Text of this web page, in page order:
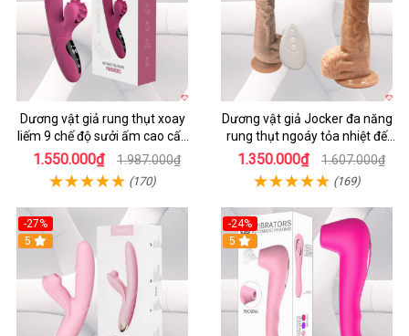
Dương vật giả rung thụt xoay
liếm 9 chế độ sưởi ấm cao cấp
Yeain Hot Whell
1.550.000₫ 1.987.000₫
(170)
Dương vật giả Jocker đa năng
rung thụt ngoáy tỏa nhiệt đế
dính tường
1.350.000₫ 1.607.000₫
(169)
-27%
5
-24%
5